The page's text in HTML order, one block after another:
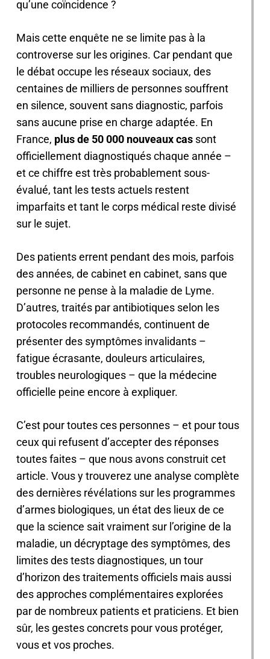
qu’une coïncidence ?
Mais cette enquête ne se limite pas à la
controverse sur les origines. Car pendant que
le débat occupe les réseaux sociaux, des
centaines de milliers de personnes souffrent
en silence, souvent sans diagnostic, parfois
sans aucune prise en charge adaptée. En
France, plus de 50 000 nouveaux cassont
officiellement diagnostiqués chaque année –
et ce chiffre est très probablement sous-
évalué, tant les tests actuels restent
imparfaits et tant le corps médical reste divisé
sur le sujet.
Des patients errent pendant des mois, parfois
des années, de cabinet en cabinet, sans que
personne ne pense à la maladie de Lyme.
D’autres, traités par antibiotiques selon les
protocoles recommandés, continuent de
présenter des symptômes invalidants –
fatigue écrasante, douleurs articulaires,
troubles neurologiques – que la médecine
officielle peine encore à expliquer.
C’est pour toutes ces personnes – et pour tous
ceux qui refusent d’accepter des réponses
toutes faites – que nous avons construit cet
article. Vous y trouverez une analyse complète
des dernières révélations sur les programmes
d’armes biologiques, un état des lieux de ce
que la science sait vraiment sur l’origine de la
maladie, un décryptage des symptômes, des
limites des tests diagnostiques, un tour
d’horizon des traitements officiels mais aussi
des approches complémentaires explorées
par de nombreux patients et praticiens. Et bien
sûr, les gestes concrets pour vous protéger,
vous et vos proches.